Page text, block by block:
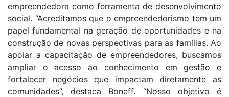
empreendedora como ferramenta de desenvolvimento
social. “Acreditamos que o empreendedorismo tem um
papel fundamental na geração de oportunidades e na
construção de novas perspectivas para as famílias. Ao
apoiar a capacitação de empreendedores, buscamos
ampliar o acesso ao conhecimento em gestão e
fortalecer negócios que impactam diretamente as
comunidades”, destaca Boneff. “Nosso objetivo é